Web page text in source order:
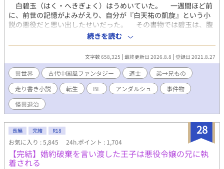
白碧玉（はく・へきぎょく）はうめいていた。 一週間ほど前
に、前世の記憶がよみがえり、自分が『白天祐の凱旋』という小
説の悪役だと思い出したせいだった。 その書物では碧玉は、腹
違いの弟・天祐（てんゆう）からうらまれ、生きたまま邪霊の餌
にされて魂ごと消滅させられる。 最悪の事態を回避するため、
厳格な兄に方向転換をこころみる。 いまさら優しくなどできな
いから、冷たい兄のまま、威厳と正しさを武器にしようと思った
のだが……。 兄弟仲が破滅するのを回避すればいいだけなの
に、なぜか天祐は碧玉になつきはじめ……？ ※弟→兄ものです。
（カップリング固定〜） ※なんちゃって中華風ファンタジー小説
です。 ※自分できづいた時に修正するので、誤字脱字の報告は不
要です。 ◆2022年5月に、アンダルシュのほうで書籍化しまし
ので、既読の方もお楽しみいただけるかと思います。 ※書籍ver
では、規約により兄弟の恋愛がNGのため、天祐が叔父の子――従
兄弟であり、養子になったという設定に変わっています。
続きを読む
文字数 658,325 最終更新日 2026.8.8 登録日 2021.8.27
異世界 古代中国風ファンタジー 道士
弟→兄もの
走り書き小説
転生 BL アンダルシュ
事件物
怪異退治
28
長編 完結 R18
お気に入り : 5,845 24h.ポイント : 1,704
【完結】婚約破棄を言い渡した王子は悪役令嬢の兄に執
着される